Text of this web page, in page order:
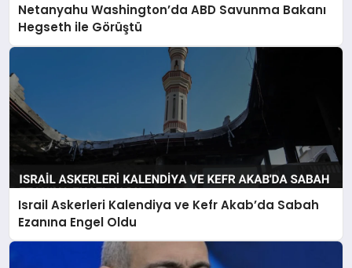
Netanyahu Washington’da ABD Savunma Bakanı
Hegseth ile Görüştü
Israil Askerleri Kalendiya ve Kefr Akab’da Sabah
Ezanına Engel Oldu